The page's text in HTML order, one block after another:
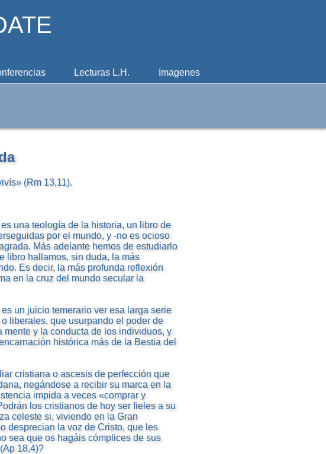
Lecturas L.H. Imagenes
(Rm 13,11).
una teología de la historia, un libro de
por el mundo, y -no es ocioso
Más adelante hemos de estudiarlo
libro hallamos, sin duda, la más
Es decir, la más profunda reflexión
en la cruz del mundo secular la
un juicio temerario ver esa larga serie
liberales, que usurpando el poder de
mente y la conducta de los individuos, y
histórica más de la Bestia del
cristiana o ascesis de perfección que
negándose a recibir su marca en la
impida a veces «comprar y
los cristianos de hoy ser fieles a su
celeste si, viviendo en la Gran
desprecian la voz de Cristo, que les
sea que os hagáis cómplices de sus
18,4)?